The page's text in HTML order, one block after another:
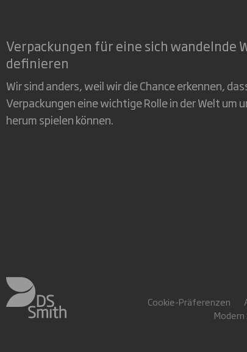
Verpackungen für eine sich wandelnde
definieren
Wir sind anders, weil wir die Chance erkennen,
Verpackungen eine wichtige Rolle in der Welt um
herum spielen können.
Cookie-Präferenzen